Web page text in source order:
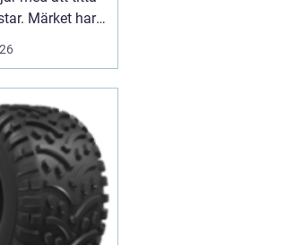
Märket har
symbol för
elektrisk körning
går hand i
hur vet du om
passar dig,
modell som är